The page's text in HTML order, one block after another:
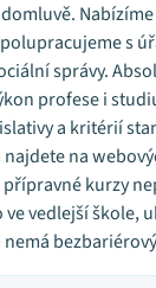
s
správy.
profese i
a kritérií
na
kurzy
vedlejší škole,